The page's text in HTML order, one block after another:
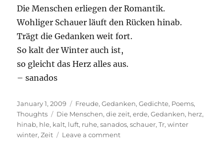
Die Menschen erliegen der Romantik.
Wohliger Schauer läuft den Rücken hinab.
Trägt die Gedanken weit fort.
So kalt der Winter auch ist,
so gleicht das Herz alles aus.
– sanados
Posted
on
January 1, 2009 Categories
Freude,Gedanken,Gedichte, Poems,
Thoughts
Tags
Die Menschen,die zeit,erde,Gedanken, herz,
hinab, hle, kalt, luft, ruhe,sanados,schauer,Tr,winter
winter,Zeit Leave a commenton